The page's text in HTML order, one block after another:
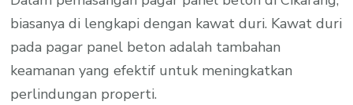
biasanya di lengkapi dengan kawat duri. Kawat duri
pada pagar panel beton adalah tambahan
keamanan yang efektif untuk meningkatkan
perlindungan properti.